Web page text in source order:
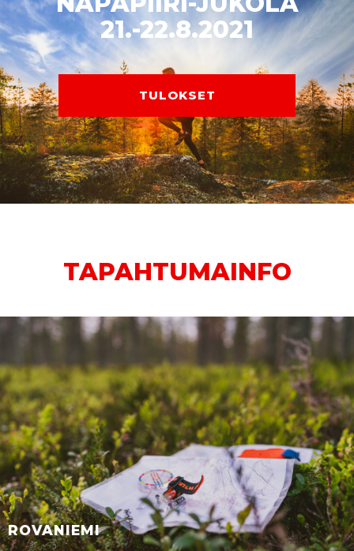
21.-22.8.2021
TULOKSET
TAPAHTUMAINFO
ROVANIEMI